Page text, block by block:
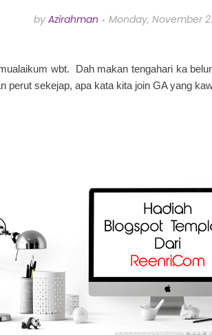
by Azirahman Monday, November
wbt. Dah makan tengahari ka
perut sekejap, apa kata kita join GA yang